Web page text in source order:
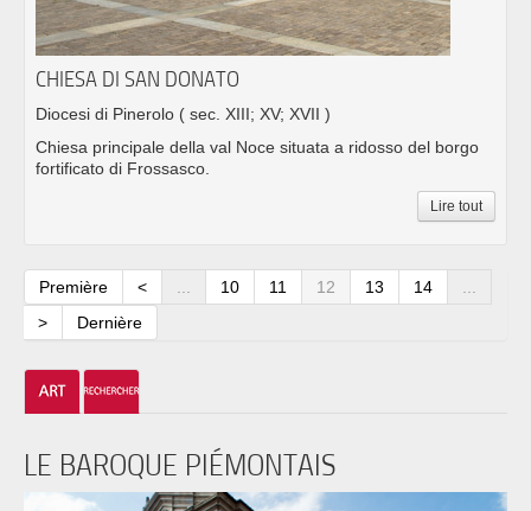
CHIESA DI SAN DONATO
Diocesi di Pinerolo ( sec. XIII; XV; XVII )
Chiesa principale della val Noce situata a ridosso del borgo
fortificato di Frossasco.
Lire tout
Première < ... 10 11 12 13 14
...
>
Dernière
LE BAROQUE PIÉMONTAIS